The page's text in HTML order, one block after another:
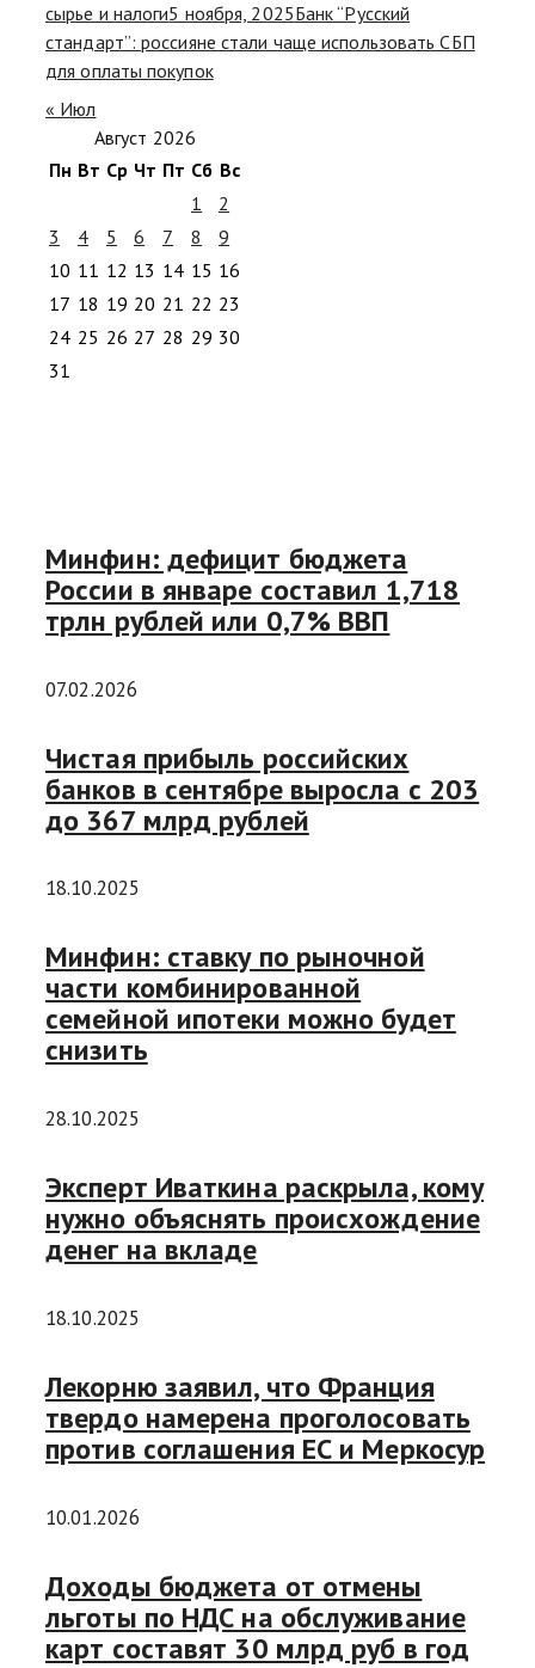
сырье и налоги5 ноября, 2025Банк “Русский
стандарт”: россияне стали чаще использовать СБП
для оплаты покупок
« Июл
Август 2026
Пн Вт Ср Чт Пт Сб Вс
1
2
3
4 5 6 7 8
9
10 11 12 13 14 15 16
17 18 19 20 21 22 23
24 25 26 27 28 29 30
31
Минфин: дефицит бюджета
России в январе составил 1,718
трлн рублей или 0,7% ВВП
07.02.2026
Чистая прибыль российских
банков в сентябре выросла с 203
до 367 млрд рублей
18.10.2025
Минфин: ставку по рыночной
части комбинированной
семейной ипотеки можно будет
снизить
28.10.2025
Эксперт Иваткина раскрыла, кому
нужно объяснять происхождение
денег на вкладе
18.10.2025
Лекорню заявил, что Франция
твердо намерена проголосовать
против соглашения ЕС и Меркосур
10.01.2026
Доходы бюджета от отмены
льготы по НДС на обслуживание
карт составят 30 млрд руб в год